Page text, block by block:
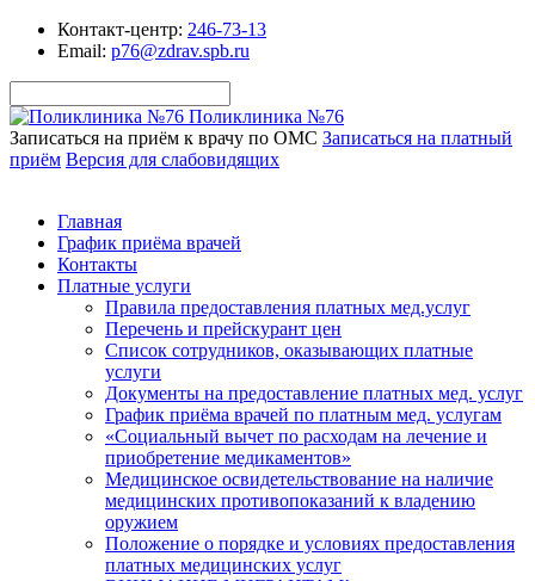
Контакт-центр: 246-73-13
Email: p76@zdrav.spb.ru
Поликлиника №76
Записаться на приём к врачу по ОМС Записаться на платный
приём Версия для слабовидящих
Главная
График приёма врачей
Контакты
Платные услуги
Правила предоставления платных мед.услуг
Перечень и прейскурант цен
Список сотрудников, оказывающих платные
услуги
Документы на предоставление платных мед. услуг
График приёма врачей по платным мед. услугам
«Социальный вычет по расходам на лечение и
приобретение медикаментов»
Медицинское освидетельствование на наличие
медицинских противопоказаний к владению
оружием
Положение о порядке и условиях предоставления
платных медицинских услуг